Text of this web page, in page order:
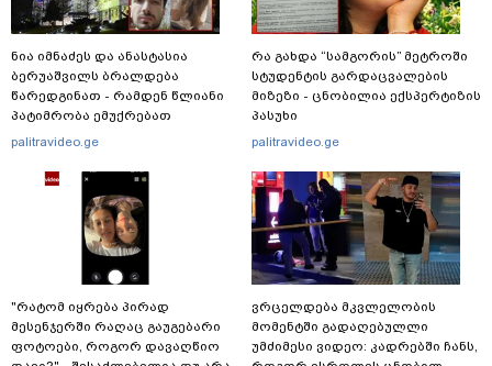
ნია იმნაძეს და ანასტასია
ბერუაშვილს ბრალდება
წარედგინათ - რამდენ წლიანი
პატიმრობა ემუქრებათ
არასრულწლოვნებს?
palitravideo.ge
"რატომ იყრება პირად
მესენჯერში რაღაც გაუგებარი
ფოტოები, როგორ დავაღწიო
რა გახდა “სამგორის” მეტროში
სტუდენტის გარდაცვალების
მიზეზი - ცნობილია ექსპერტიზის
პასუხი
palitravideo.ge
ვრცელდება მკვლელობის
მომენტში გადაღებულლი
უმძიმესი ვიდეო: კადრებში ჩანს,